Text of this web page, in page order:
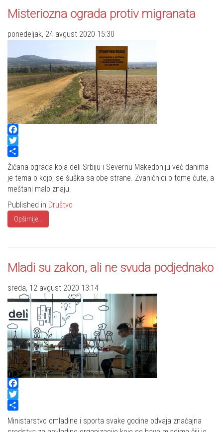
Misteriozna ograda protiv migranata
ponedeljak, 24 avgust 2020 15:30
Facebook
Twitter
Share
Žičana ograda koja deli Srbiju i Severnu Makedoniju već danima
je tema o kojoj se šuška sa obe strane. Zvaničnici o tome ćute, a
meštani malo znaju.
Published in Društvo
Opširnije...
Mladi su zakon, ali ne svuda podjednako
sreda, 12 avgust 2020 13:14
Facebook
Twitter
Share
Ministarstvo omladine i sporta svake godine odvaja značajna